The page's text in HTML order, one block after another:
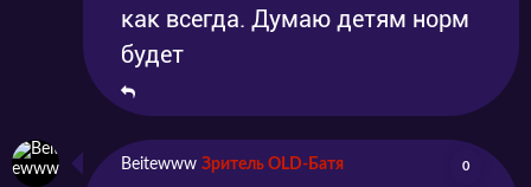
как всегда. Думаю детям норм
будет
Beitewww Зритель OLD-Батя 0